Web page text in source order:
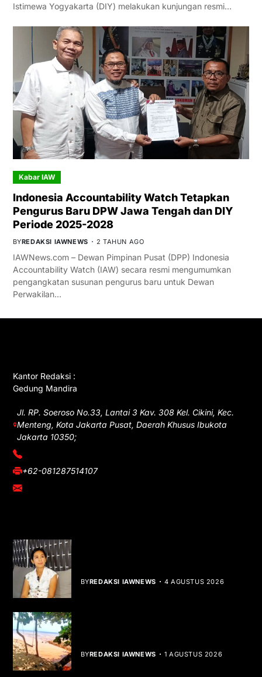
Istimewa Yogyakarta (DIY) melakukan kunjungan resmi…
Kabar IAW
Indonesia Accountability Watch Tetapkan
Pengurus Baru DPW Jawa Tengah dan DIY
Periode 2025-2028
BYREDAKSI IAWNEWS 2 TAHUN AGO
IAWNews.com – Dewan Pimpinan Pusat (DPP) Indonesia
Accountability Watch (IAW) secara resmi mengumumkan
pengangkatan susunan pengurus baru untuk Dewan
Perwakilan…
Kantor Redaksi :
Gedung Mandira
Jl. RP. Soeroso No.33, Lantai 3 Kav. 308 Kel. Cikini, Kec.
Menteng, Kota Jakarta Pusat, Daerah Khusus Ibukota
Jakarta 10350;
(021) 3908026
+62-081287514107
adm@iawnews.com
BYREDAKSI IAWNEWS 4 AGUSTUS 2026
BYREDAKSI IAWNEWS 1 AGUSTUS 2026